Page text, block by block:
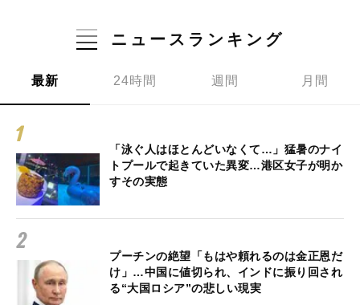
ニュースランキング
最新 24時間 週間 月間
「泳ぐ人はほとんどいなくて…」猛暑のナイ
トプールで起きていた異変…港区女子が明か
すその実態
プーチンの絶望「もはや頼れるのは金正恩だ
け」…中国に値切られ、インドに振り回され
る“大国ロシア”の悲しい現実